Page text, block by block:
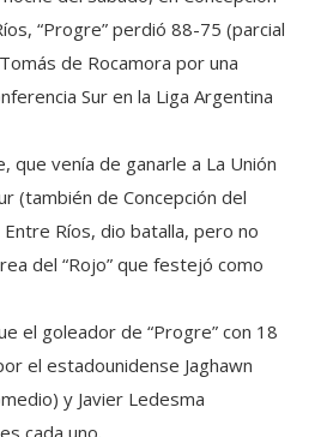
“Progre” perdió 88-75 (parcial
de Rocamora por una
Sur en la Liga Argentina
que venía de ganarle a La Unión
(también de Concepción del
Ríos, dio batalla, pero no
del “Rojo” que festejó como
el goleador de “Progre” con 18
el estadounidense Jaghawn
y Javier Ledesma
cada uno.